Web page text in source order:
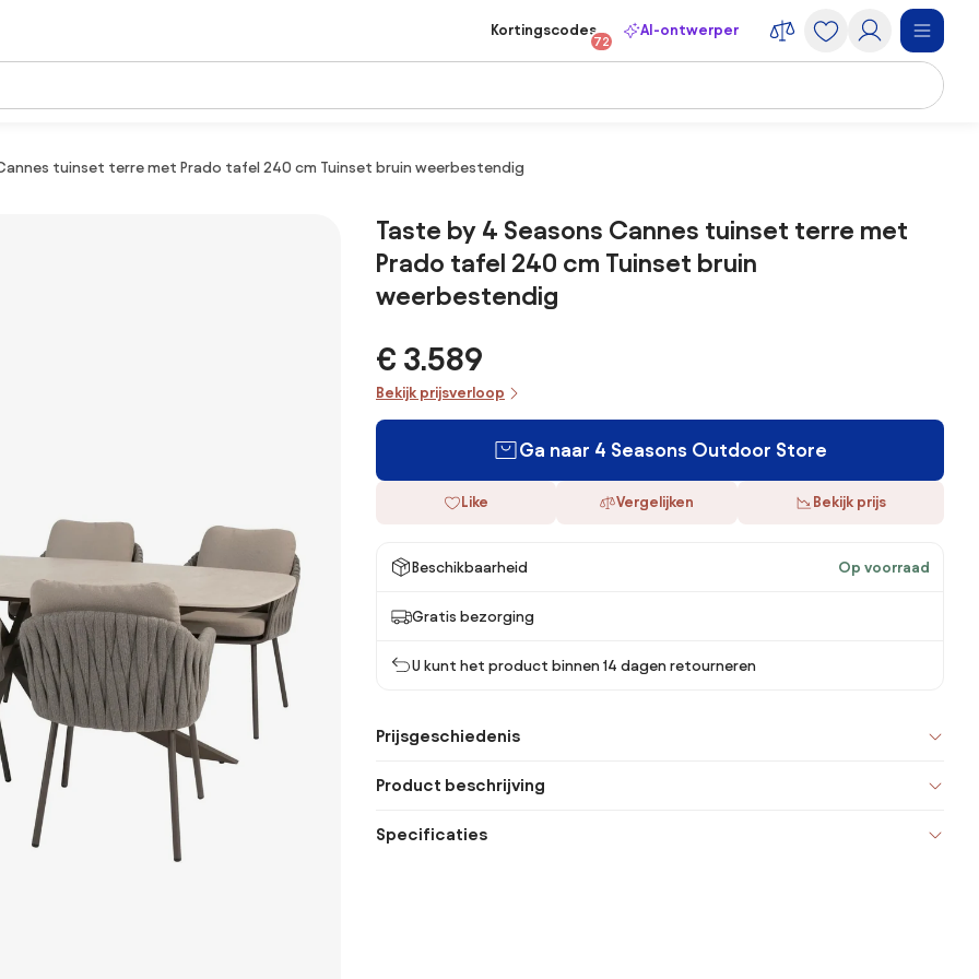
Kortingscodes
72
AI-ontwerper
tuinset terre met Prado tafel 240 cm Tuinset bruin weerbestendig
Taste by 4 Seasons Cannes tuinset terre met
Prado tafel 240 cm Tuinset bruin
weerbestendig
€ 3.589
Bekijk prijsverloop
Ga naar 4 Seasons Outdoor Store
Like Vergelijken Bekijk prijs
Beschikbaarheid Op voorraad
Gratis bezorging
U kunt het product binnen 14 dagen retourneren
Prijsgeschiedenis
Product beschrijving
Specificaties